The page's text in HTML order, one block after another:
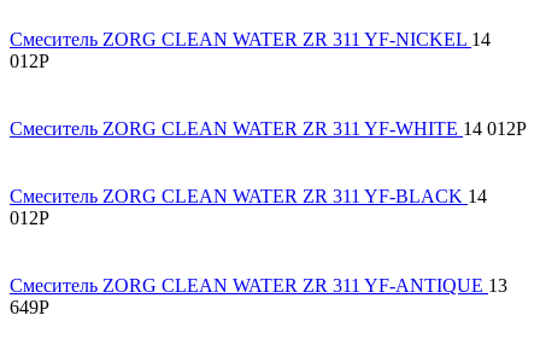
Смеситель ZORG CLEAN WATER ZR 311 YF-NICKEL 14
012Р
Смеситель ZORG CLEAN WATER ZR 311 YF-WHITE 14 012Р
Смеситель ZORG CLEAN WATER ZR 311 YF-BLACK 14
012Р
Смеситель ZORG CLEAN WATER ZR 311 YF-ANTIQUE 13
649Р